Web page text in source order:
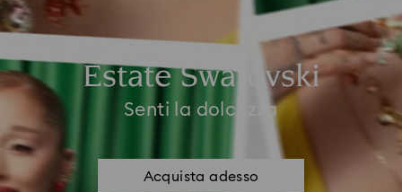
Estate Swarovski
Senti la dolcezza
Acquista adesso